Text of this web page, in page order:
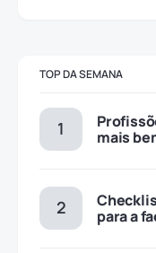
TOP DA SEMANA
mais
para a